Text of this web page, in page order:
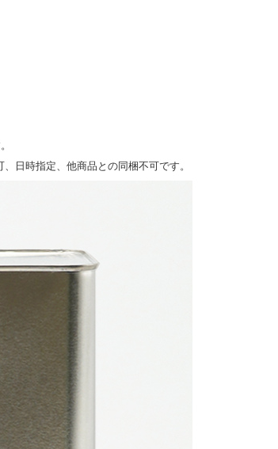
日時指定、他商品との同梱不可です。